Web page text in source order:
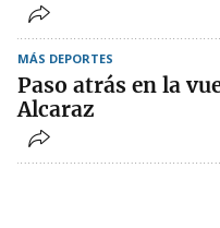
MÁS DEPORTES
Paso atrás en la
Alcaraz